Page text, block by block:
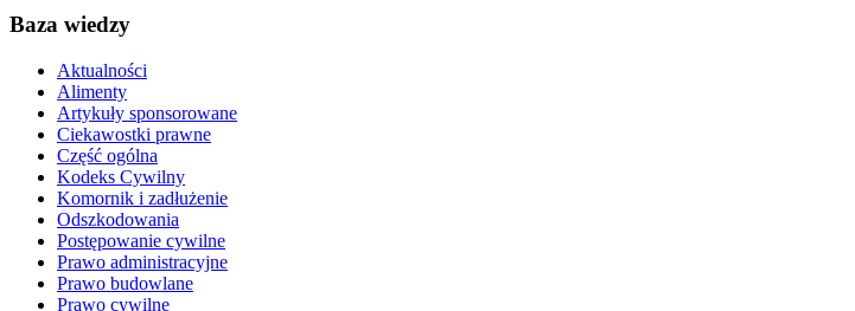
Baza wiedzy
Aktualności
Alimenty
Artykuły sponsorowane
Ciekawostki prawne
Część ogólna
Kodeks Cywilny
Komornik i zadłużenie
Odszkodowania
Postępowanie cywilne
Prawo administracyjne
Prawo budowlane
Prawo cywilne